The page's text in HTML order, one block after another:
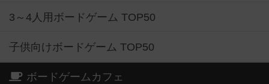
3～4人用ボードゲーム TOP50
子供向けボードゲーム TOP50
ボードゲームカフェ